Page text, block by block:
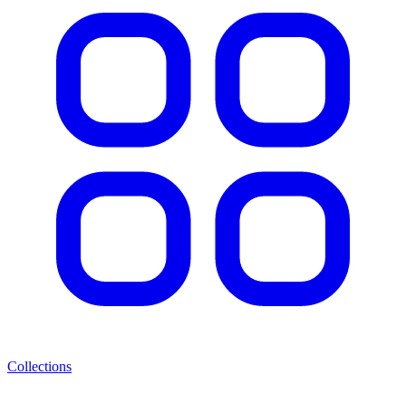
Collections